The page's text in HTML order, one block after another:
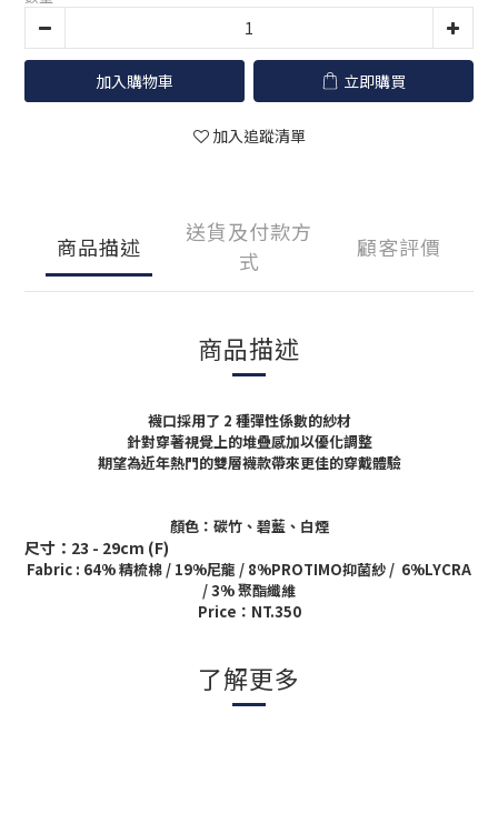
加入購物車 立即購買
加入追蹤清單
商品描述
送貨及付款方
式
顧客評價
商品描述
襪口採用了 2 種彈性係數的紗材
針對穿著視覺上的堆疊感加以優化調整
期望為近年熱門的雙層襪款帶來更佳的穿戴體驗
顏色： 碳竹、碧藍、白煙
尺寸：23 - 29cm (F)
Fabric : 64% 精梳棉 / 19%尼龍 / 8%PROTIMO抑菌紗 / 6%LYCRA
/ 3% 聚酯纖維
Price ： NT.350
了解更多